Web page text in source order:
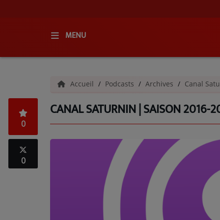
MENU
QUI SOMMES-NOUS ?
GRILLE DES PROGRAMMES
C'ÉTAIT QUOI CE TITRE ?
Accueil Podcasts Archives Canal
CANAL SATURNIN | SAISON 2016-
0
0